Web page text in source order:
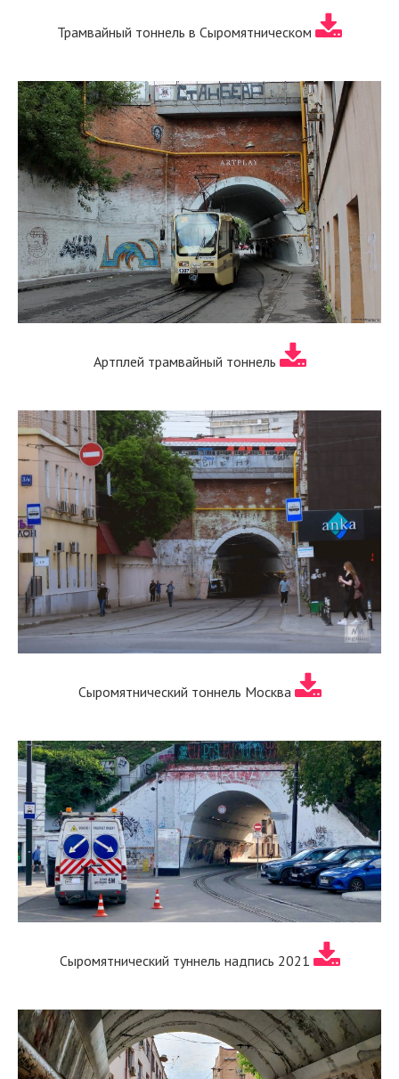
Трамвайный тоннель в Сыромятническом
Артплей трамвайный тоннель
Сыромятнический тоннель Москва
Сыромятнический туннель надпись 2021